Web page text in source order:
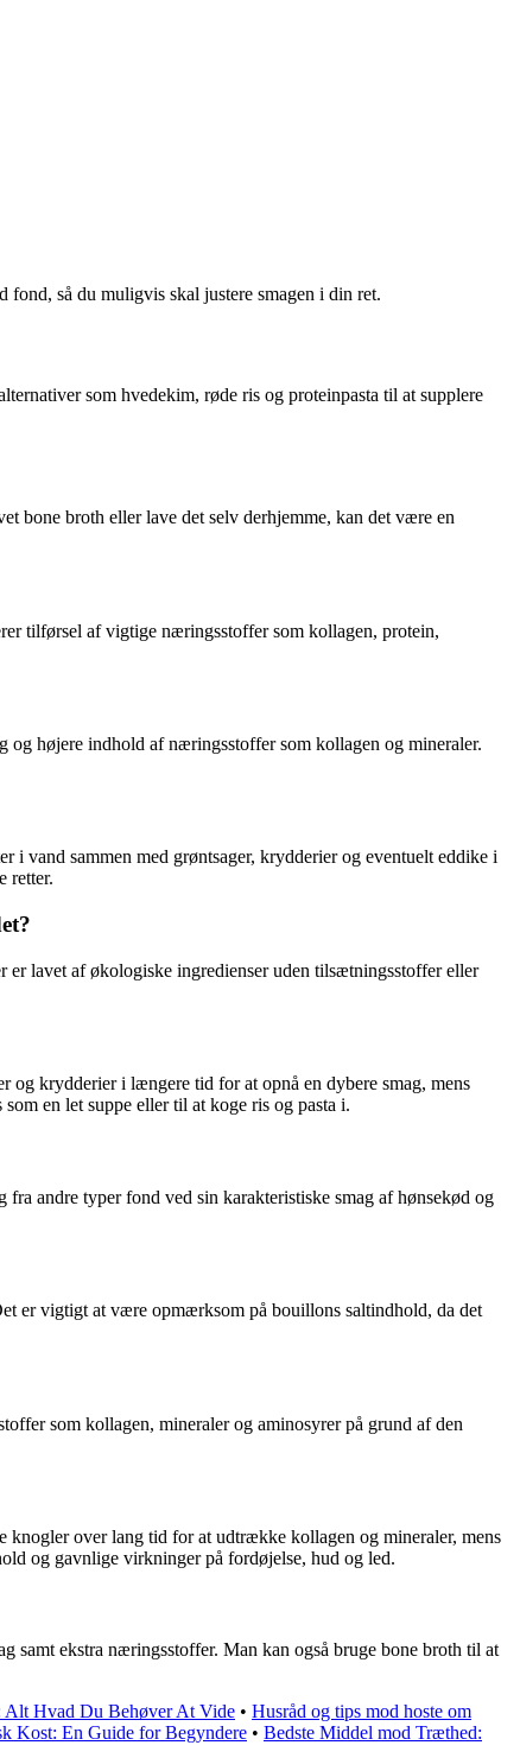
så du muligvis skal justere smagen i din ret.
som hvedekim, røde ris og proteinpasta til at supplere
bone broth eller lave det selv derhjemme, kan det være en
tilførsel af vigtige næringsstoffer som kollagen, protein,
højere indhold af næringsstoffer som kollagen og mineraler.
i vand sammen med grøntsager, krydderier og eventuelt eddike i
retter.
lavet af økologiske ingredienser uden tilsætningsstoffer eller
og krydderier i længere tid for at opnå en dybere smag, mens
en let suppe eller til at koge ris og pasta i.
andre typer fond ved sin karakteristiske smag af hønsekød og
er vigtigt at være opmærksom på bouillons saltindhold, da det
som kollagen, mineraler og aminosyrer på grund af den
over lang tid for at udtrække kollagen og mineraler, mens
og gavnlige virkninger på fordøjelse, hud og led.
samt ekstra næringsstoffer. Man kan også bruge bone broth til at
Alt Hvad Du Behøver At Vide • Husråd og tips mod hoste om
Kost: En Guide for Begyndere • Bedste Middel mod Træthed: